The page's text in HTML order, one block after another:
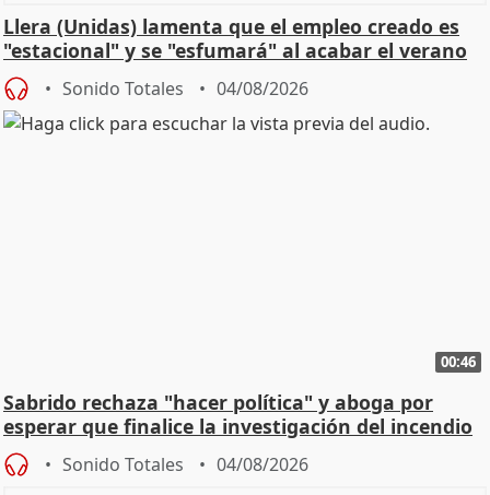
Llera (Unidas) lamenta que el empleo creado es
"estacional" y se "esfumará" al acabar el verano
Sonido Totales 04/08/2026
00:46
Sabrido rechaza "hacer política" y aboga por
esperar que finalice la investigación del incendio
Sonido Totales 04/08/2026